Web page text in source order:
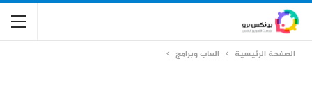
الصفحة الرئيسية العاب وبرامج